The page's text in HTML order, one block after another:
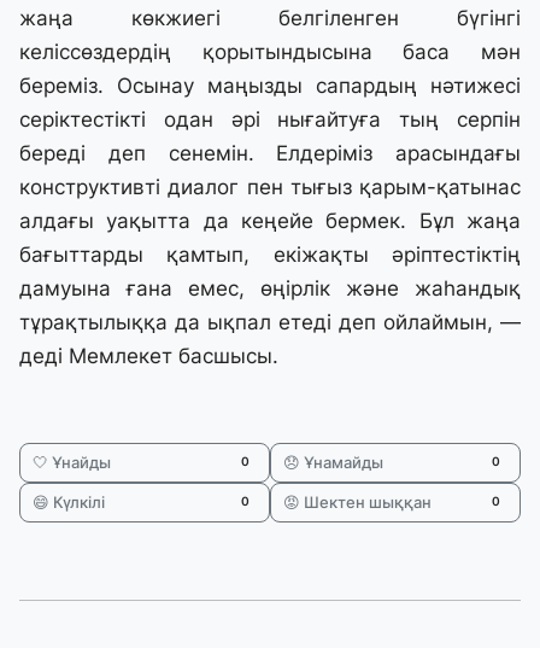
жаңа көкжиегі белгіленген бүгінгі
келіссөздердің қорытындысына баса мән
береміз. Осынау маңызды сапардың нәтижесі
серіктестікті одан әрі нығайтуға тың серпін
береді деп сенемін. Елдеріміз арасындағы
конструктивті диалог пен тығыз қарым-қатынас
алдағы уақытта да кеңейе бермек. Бұл жаңа
бағыттарды қамтып, екіжақты әріптестіктің
дамуына ғана емес, өңірлік және жаһандық
тұрақтылыққа да ықпал етеді деп ойлаймын, —
деді Мемлекет басшысы.
🤍 Ұнайды 0 😞 Ұнамайды 0
😄 Күлкілі 0 😡 Шектен шыққан 0